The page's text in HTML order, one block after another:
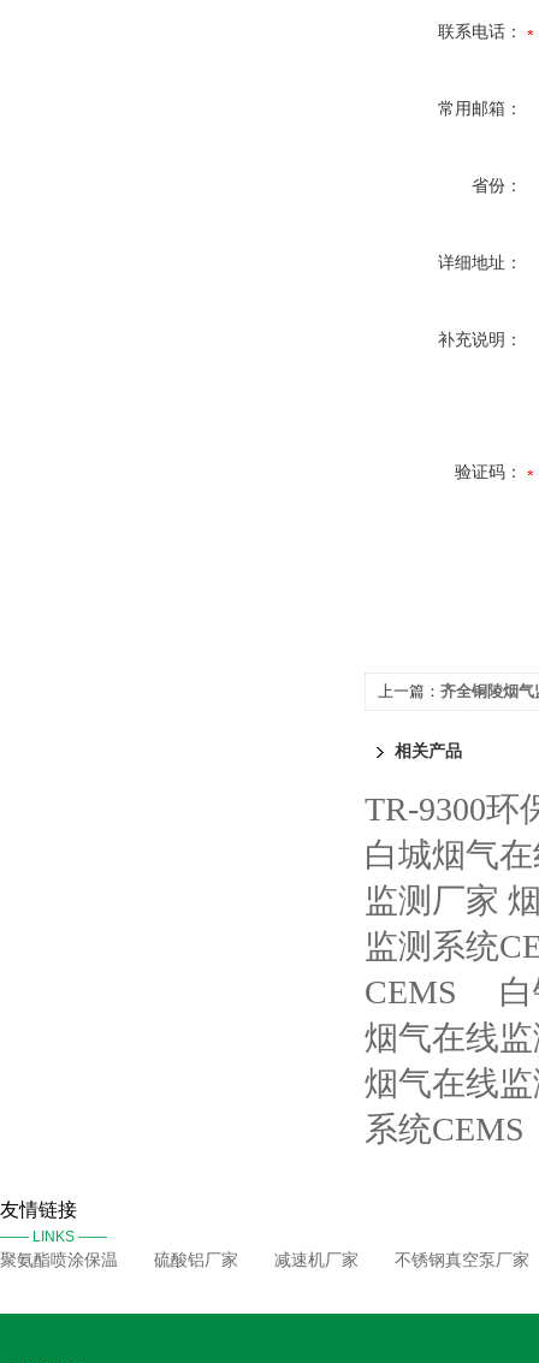
联系电话：
常用邮箱：
省份：
详细地址：
补充说明：
验证码：
上一篇： 齐全铜陵烟
相关产品
TR-9300环
白城烟气
监测厂家
监测系统
CEMS
烟气在线
烟气在线
系统CEMS
友情链接
—— LINKS ——
聚氨酯喷涂保温 硫酸铝厂家 减速机厂家 不锈钢真空泵厂家